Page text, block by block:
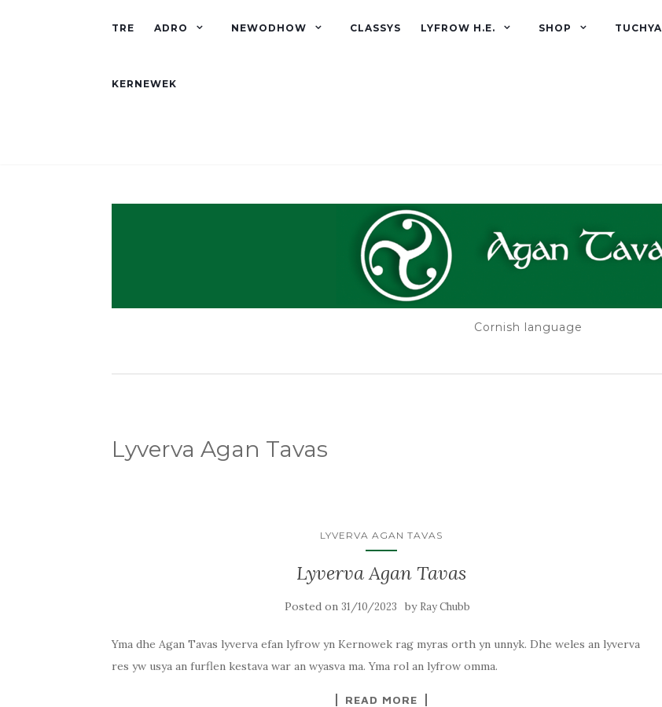
TRE ADRO NEWODHOW CLASSYS LYFROW H.E. SHOP
KERNEWEK
Cornish language
Lyverva Agan Tavas
LYVERVA AGAN TAVAS
Lyverva Agan Tavas
Posted on 31/10/2023 by Ray Chubb
Yma dhe Agan Tavas lyverva efan lyfrow yn Kernowek rag myras orth yn unnyk. Dhe weles an lyverva
res yw usya an furflen kestava war an wyasva ma. Yma rol an lyfrow omma.
READ MORE